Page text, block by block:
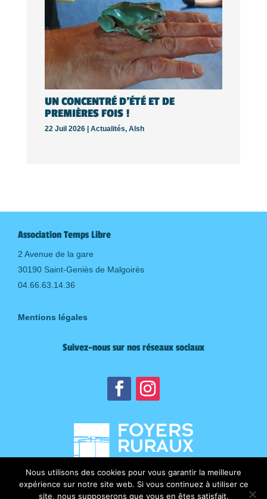
UN CONCENTRÉ D’ÉTÉ ET DE
PREMIÈRES FOIS !
22 Juil 2026 | Actualités, Alsh
Association Temps Libre
2 Avenue de la gare
30190 Saint-Geniès de Malgoirès
04.66.63.14.36
Mentions légales
Suivez-nous sur nos réseaux sociaux
Nous utilisons des cookies pour vous garantir la meilleure
expérience sur notre site web. Si vous continuez à utiliser ce
site, nous supposerons que vous en êtes satisfait.